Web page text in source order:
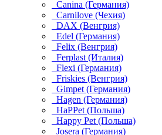
Canina (Германия)
Carnilove (Чехия)
DAX (Венгрия)
Edel (Германия)
Felix (Венгрия)
Ferplast (Италия)
Flexi (Германия)
Friskies (Венгрия)
Gimpet (Германия)
Hagen (Германия)
HaPPet (Польша)
Happy Pet (Польша)
Josera (Германия)